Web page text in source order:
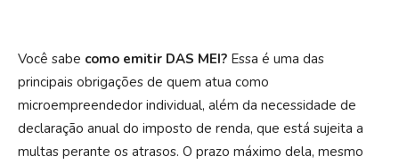
Você sabe como emitir DAS MEI? Essa é uma das
principais obrigações de quem atua como
microempreendedor individual, além da necessidade de
declaração anual do imposto de renda, que está sujeita a
multas perante os atrasos. O prazo máximo dela, mesmo